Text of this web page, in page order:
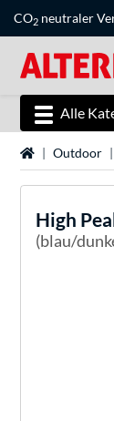
CO2 neutraler
Alle
StartseiteOutdoor
High
(blau/